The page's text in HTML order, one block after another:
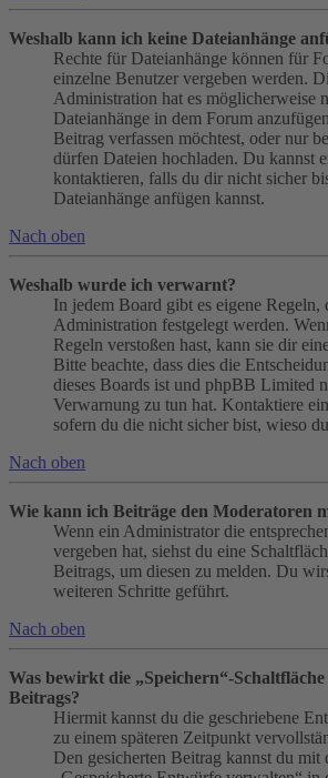
Weshalb kann ich keine Dateianhänge
Rechte für Dateianhänge können für
einzelne Benutzer vergeben werden.
Administration hat es möglicherweise
Dateianhänge in dem Forum
Beitrag verfassen möchtest, oder nur
dürfen Dateien hochladen. Du kannst
kontaktieren, falls du dir nicht sicher
Dateianhänge anfügen kannst.
Nach oben
Weshalb wurde ich verwarnt?
In jedem Board gibt es eigene Regeln,
Administration festgelegt werden.
Regeln verstoßen hast, kann sie dir
Bitte beachte, dass dies die
dieses Boards ist und phpBB Limited
Verwarnung zu tun hat. Kontaktiere
sofern du die nicht sicher bist, wieso
Nach oben
Wie kann ich Beiträge den Moderatoren
Wenn ein Administrator die
vergeben hat, siehst du eine
Beitrags, um diesen zu melden. Du
weiteren Schritte geführt.
Nach oben
Was bewirkt die „Speichern“-
Beitrags?
Hiermit kannst du die geschriebene
zu einem späteren Zeitpunkt
Den gesicherten Beitrag kannst du mit